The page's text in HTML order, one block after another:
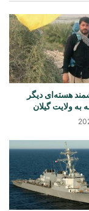
هسته‌ای دیگر
به ولایت گیلان